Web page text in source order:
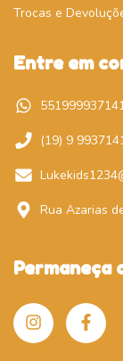
Trocas e
Entre em
(19) 9
Rua Azarias
Permaneça